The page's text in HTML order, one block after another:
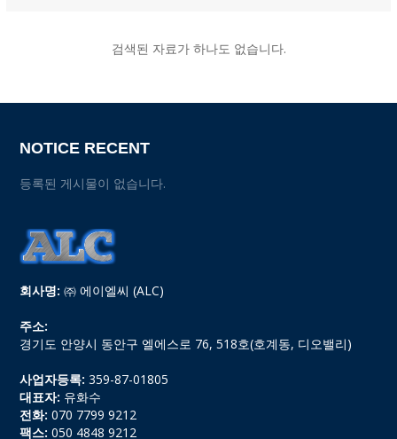
검색된 자료가 하나도 없습니다.
회사명: ㈜ 에이엘씨 (ALC)
주소:
경기도 안양시 동안구 엘에스로 76, 518호(호계동, 디오밸리)
사업자등록: 359-87-01805
대표자: 유화수
전화: 070 7799 9212
팩스: 050 4848 9212
NOTICE RECENT
등록된 게시물이 없습니다.